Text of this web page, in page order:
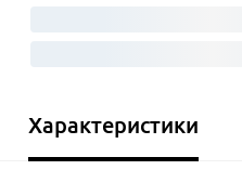
Характеристики